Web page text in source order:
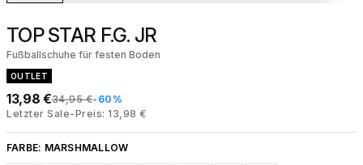
TOP STAR F.G. JR
Fußballschuhe für festen Boden
OUTLET
13,98 €34,95 €-60%
Letzter Sale-Preis: 13,98 €
FARBE: MARSHMALLOW